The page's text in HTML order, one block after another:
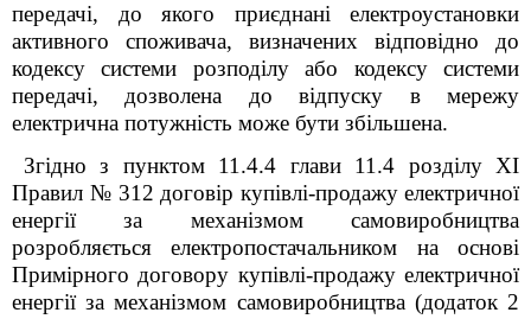
передачі, до якого приєднані електроустановки
активного споживача, визначених відповідно до
кодексу системи розподілу або кодексу системи
передачі, дозволена до відпуску в мережу
електрична потужність може бути збільшена.
Згідно з пунктом 11.4.4 глави 11.4 розділу XI
Правил № 312 договір купівлі-продажу електричної
енергії за механізмом самовиробництва
розробляється електропостачальником на основі
Примірного договору купівлі-продажу електричної
енергії за механізмом самовиробництва (додаток 2